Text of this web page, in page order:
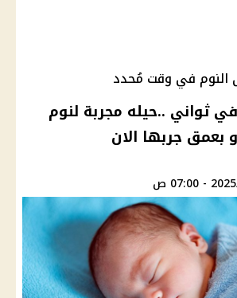
النوم في وقت مُحدد
ثواني ..حيله مجربة لنوم
جربها الان